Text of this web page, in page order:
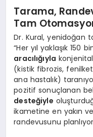
Tarama,
Tam
Dr. Kural, yenidoğan
“Her yıl yaklaşık 150
aracılığıyla
(kistik fibrozis,
ana hastalık)
pozitif sonuçlanan
desteğiyle
ikametine en yakın
randevusunu